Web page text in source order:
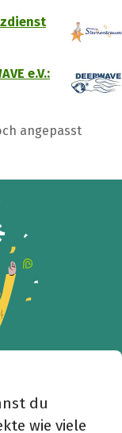
e.V.:
angepasst
du
wie viele